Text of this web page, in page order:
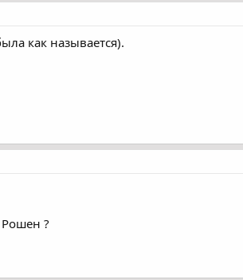
как называется).
Рошен ?